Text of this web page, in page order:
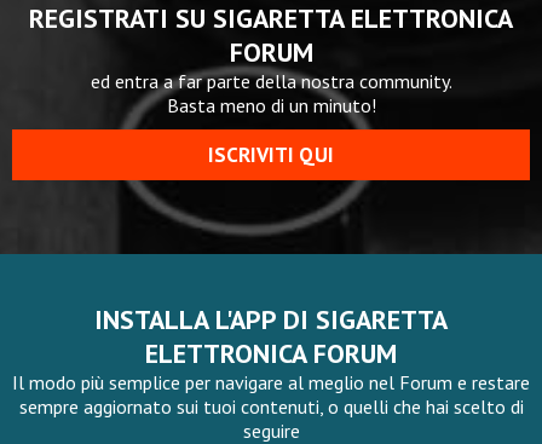
REGISTRATI SU SIGARETTA ELETTRONICA
FORUM
ed entra a far parte della nostra community.
Basta meno di un minuto!
ISCRIVITI QUI
INSTALLA L'APP DI SIGARETTA
ELETTRONICA FORUM
Il modo più semplice per navigare al meglio nel Forum e restare
sempre aggiornato sui tuoi contenuti, o quelli che hai scelto di
seguire